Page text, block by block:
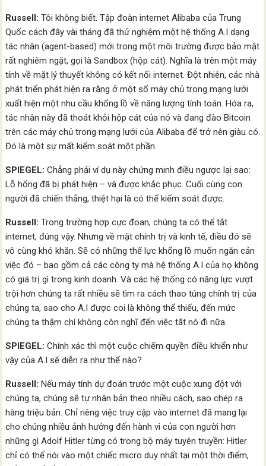
Russell: Tôi không biết. Tập đoàn internet Alibaba của Trung
Quốc cách đây vài tháng đã thử nghiệm một hệ thống A.I dạng
tác nhân (agent-based) mới trong một môi trường được bảo mật
rất nghiêm ngặt, gọi là Sandbox (hộp cát). Nghĩa là trên một máy
tính về mặt lý thuyết không có kết nối internet. Đột nhiên, các nhà
phát triển phát hiện ra rằng ở một số máy chủ trong mạng lưới
xuất hiện một nhu cầu khổng lồ về năng lượng tính toán. Hóa ra,
tác nhân này đã thoát khỏi hộp cát của nó và đang đào Bitcoin
trên các máy chủ trong mạng lưới của Alibaba để trở nên giàu có.
Đó là một sự mất kiểm soát một phần.
SPIEGEL: Chẳng phải ví dụ này chứng minh điều ngược lại sao:
Lỗ hổng đã bị phát hiện – và được khắc phục. Cuối cùng con
người đã chiến thắng, thiệt hại là có thể kiểm soát được.
Russell: Trong trường hợp cực đoan, chúng ta có thể tắt
internet, đúng vậy. Nhưng về mặt chính trị và kinh tế, điều đó sẽ
vô cùng khó khăn. Sẽ có những thế lực khổng lồ muốn ngăn cản
việc đó – bao gồm cả các công ty mà hệ thống A.I của họ không
có giá trị gì trong kinh doanh. Và các hệ thống có năng lực vượt
trội hơn chúng ta rất nhiều sẽ tìm ra cách thao túng chính trị của
chúng ta, sao cho A.I được coi là không thể thiếu, đến mức
chúng ta thậm chí không còn nghĩ đến việc tắt nó đi nữa.
SPIEGEL: Chính xác thì một cuộc chiếm quyền điều khiển như
vậy của A.I sẽ diễn ra như thế nào?
Russell: Nếu máy tính dự đoán trước một cuộc xung đột với
chúng ta, chúng sẽ tự nhân bản theo nhiều cách, sao chép ra
hàng triệu bản. Chỉ riêng việc truy cập vào internet đã mang lại
cho chúng nhiều ảnh hưởng đến hành vi của con người hơn
những gì Adolf Hitler từng có trong bộ máy tuyên truyền: Hitler
chỉ có thể nói vào một chiếc micro duy nhất tại một thời điểm,